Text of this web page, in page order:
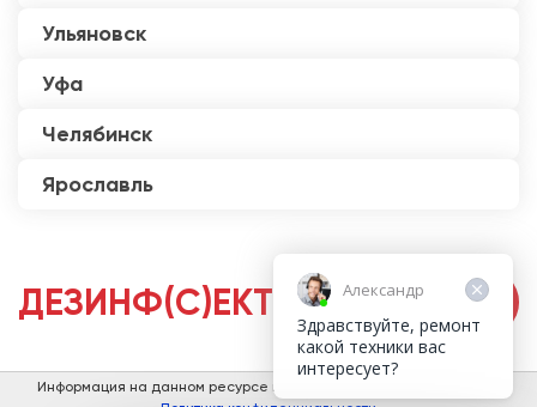
Ульяновск
Уфа
Челябинск
Ярославль
ДЕЗИНФ(С)ЕКТОРЫАлександр
Здравствуйте, ремонт
какой техники вас
интересует?
Информация на данном ресурсе не является публичной офертой.